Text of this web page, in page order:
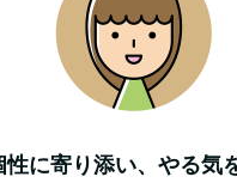
性に寄り添い、やる気